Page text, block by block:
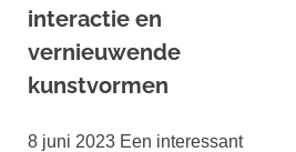
interactie en
vernieuwende
kunstvormen
8 juni 2023 Een interessant